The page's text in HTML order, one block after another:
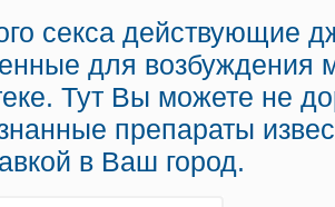
секса действующие
для
Тут Вы можете не
препараты
в Ваш город.